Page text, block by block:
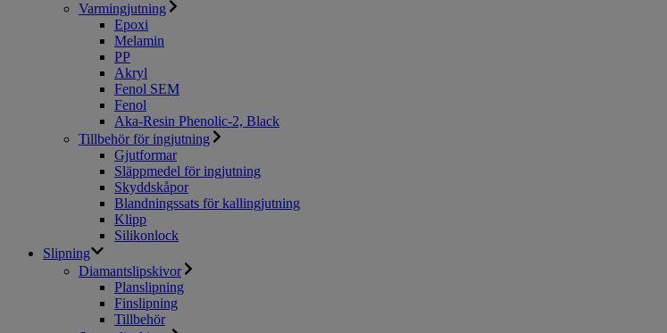
Varmingjutning
Epoxi
Melamin
PP
Akryl
Fenol SEM
Fenol
Aka-Resin Phenolic-2, Black
Tillbehör för ingjutning
Gjutformar
Släppmedel för ingjutning
Skyddskåpor
Blandningssats för kallingjutning
Klipp
Silikonlock
Slipning
Diamantslipskivor
Planslipning
Finslipning
Tillbehör